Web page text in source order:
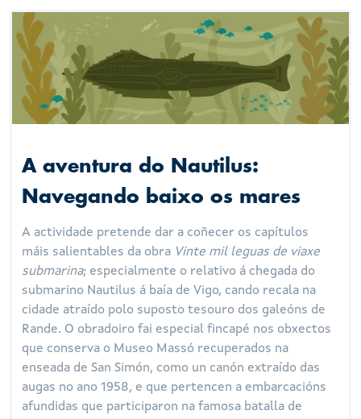
A aventura do Nautilus:
Navegando baixo os mares
A actividade pretende dar a coñecer os capítulos
máis salientables da obra Vinte mil leguas de viaxe
submarina; especialmente o relativo á chegada do
submarino Nautilus á baía de Vigo, cando recala na
cidade atraído polo suposto tesouro dos galeóns de
Rande. O obradoiro fai especial fincapé nos obxectos
que conserva o Museo Massó recuperados na
enseada de San Simón, como un canón extraído das
augas no ano 1958, e que pertencen a embarcacións
afundidas que participaron na famosa batalla de